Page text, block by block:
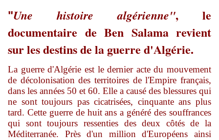
"Une histoire algérienne", le
documentaire de Ben Salama revient
sur les destins de la guerre d'Algérie.
La guerre d'Algérie est le dernier acte du mouvement
de décolonisation des territoires de l'Empire français,
dans les années 50 et 60. Elle a causé des blessures qui
ne sont toujours pas cicatrisées, cinquante ans plus
tard. Cette guerre de huit ans a généré des souffrances
qui sont toujours ressenties des deux côtés de la
Méditerranée. Près d'un million d'Européens ainsi